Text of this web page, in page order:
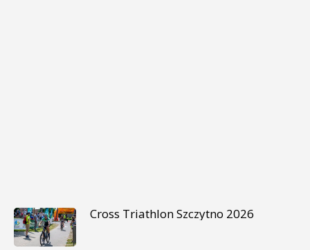
Cross Triathlon Szczytno 2026